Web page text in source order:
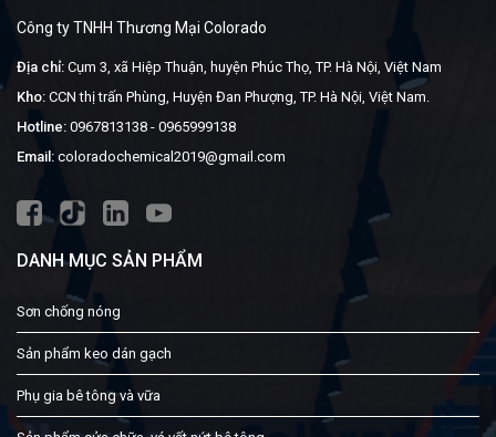
Công ty TNHH Thương Mại Colorado
Địa chỉ: Cụm 3, xã Hiệp Thuận, huyện Phúc Thọ, TP. Hà Nội, Việt Nam
Kho: CCN thị trấn Phùng, Huyện Đan Phượng, TP. Hà Nội, Việt Nam.
Hotline: 0967813138 - 0965999138
Email: coloradochemical2019@gmail.com
DANH MỤC SẢN PHẨM
Sơn chống nóng
Sản phẩm keo dán gạch
Phụ gia bê tông và vữa